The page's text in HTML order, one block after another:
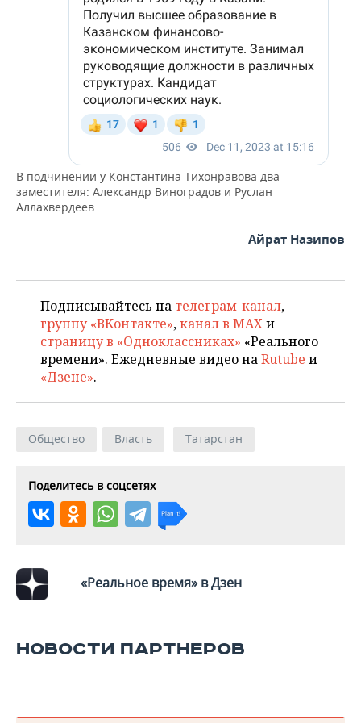
В подчинении у Константина Тихонравова два
заместителя: Александр Виноградов и Руслан
Аллахвердеев.
Айрат Назипов
Подписывайтесь на телеграм-канал,
группу «ВКонтакте»,канал в MAXи
страницу в «Одноклассниках» «Реального
времени». Ежедневные видео наRutube и
«Дзене».
Общество Власть Татарстан
Поделитесь в соцсетях
«Реальное время» в Дзен
НОВОСТИ ПАРТНЕРОВ